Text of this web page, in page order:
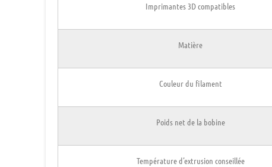
Imprimantes 3D compatibles
Matière
Couleur du filament
Poids net de la bobine
Températured’extrusion conseillée